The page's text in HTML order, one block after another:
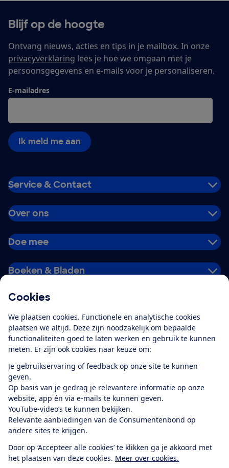
Cookies
We plaatsen cookies. Functionele en analytische cookies
plaatsen we altijd. Deze zijn noodzakelijk om bepaalde
functionaliteiten goed te laten werken en gebruik te kunnen
meten. Er zijn ook cookies naar keuze om:
Je gebruikservaring of feedback op onze site te kunnen
geven.
Op basis van je gedrag je relevantere informatie op onze
website, app én via e-mails te kunnen geven.
YouTube-video’s te kunnen bekijken.
Relevante aanbiedingen van de Consumentenbond op
andere sites te krijgen.
Door op ‘Accepteer alle cookies’ te klikken ga je akkoord met
het plaatsen van deze cookies. Meer over cookies.
Blijf op de hoogte
Ontvang nieuws, acties en tips in je mailbox. In onze
privacyverklaring lees je hoe we omgaan met je
persoonsgegevens en e-mails voor je personaliseren.
E-mailadres
Ik meld me aan
Service & Contact
Over ons
Doe mee
Boeken & Bladen
Alles over de
app
Algemene Voorwaarden
Privacyverklaring
Cookiebeleid
Privacyvoorkeuren
Toegankelijkheid
RSS-feed nieuws
Facebook
TwitterInstagram
YoutubeLinkedIn
12.901consumentenbeoordelen de Consumentenbondmet gemiddeld